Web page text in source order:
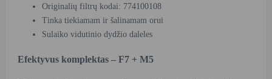
Originalių filtrų kodai: 774100108
Tinka tiekiamam ir šalinamam orui
Sulaiko vidutinio dydžio daleles
Efektyvus komplektas – F7 + M5